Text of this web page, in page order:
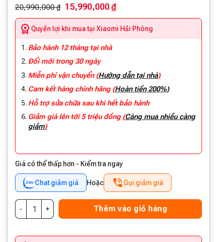
20,990,000 ₫ 15,990,000 ₫
Quyền lợi khi mua tại Xiaomi Hải Phòng
Bảo hành 12 tháng tại nhà
Đổi mới trong 30 ngày
Miễn phí vận chuyển (Hướng dẫn tại nhà)
Cam kết hàng chính hãng (Hoàn tiền 200%)
Hỗ trợ sửa chữa sau khi hết bảo hành
Giảm giá lên tới 5 triệu đồng (Càng mua nhiều càng
giảm)
Giá có thể thấp hơn - Kiểm tra ngay
Chat giảm giá Hoặc Gọi giảm giá
Thêm vào giỏ hàng